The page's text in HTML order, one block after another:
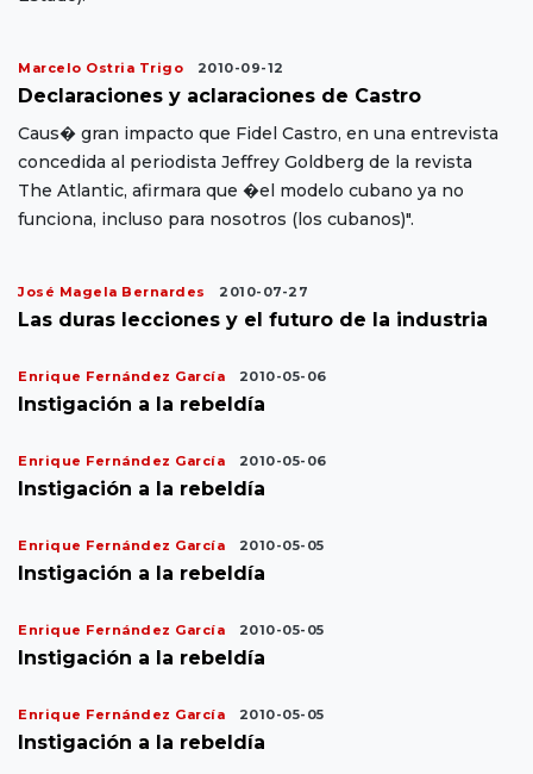
Marcelo Ostria Trigo 2010-09-12
Declaraciones y aclaraciones de Castro
Caus� gran impacto que Fidel Castro, en una entrevista
concedida al periodista Jeffrey Goldberg de la revista
The Atlantic, afirmara que �el modelo cubano ya no
funciona, incluso para nosotros (los cubanos)".
José Magela Bernardes 2010-07-27
Las duras lecciones y el futuro de la industria
Enrique Fernández García 2010-05-06
Instigación a la rebeldía
Enrique Fernández García 2010-05-06
Instigación a la rebeldía
Enrique Fernández García 2010-05-05
Instigación a la rebeldía
Enrique Fernández García 2010-05-05
Instigación a la rebeldía
Enrique Fernández García 2010-05-05
Instigación a la rebeldía